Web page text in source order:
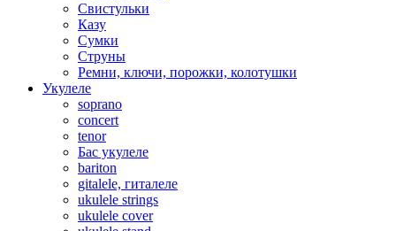
Свистульки
Казу
Сумки
Струны
Ремни, ключи, порожки, колотушки
Укулеле
soprano
concert
tenor
Бас укулеле
bariton
gitalele, гиталеле
ukulele strings
ukulele cover